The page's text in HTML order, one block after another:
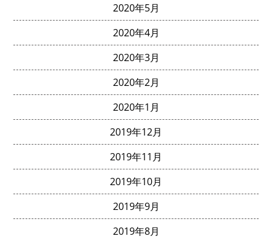
2020年5月
2020年4月
2020年3月
2020年2月
2020年1月
2019年12月
2019年11月
2019年10月
2019年9月
2019年8月